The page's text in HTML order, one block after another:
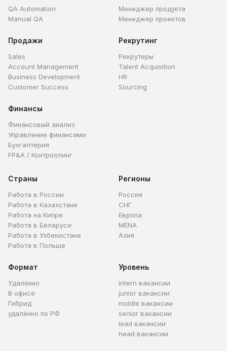
QA Automation
Manual QA
Менеджер продукта
Менеджер проектов
Продажи
Sales
Account Management
Business Development
Customer Success
Рекрутинг
Рекрутеры
Talent Acquisition
HR
Sourcing
Финансы
Финансовый анализ
Управление финансами
Бухгалтерия
FP&A / Контроллинг
Страны
Работа в России
Работа в Казахстане
Работа на Кипре
Работа в Беларуси
Работа в Узбекистане
Работа в Польше
Регионы
Россия
СНГ
Европа
MENA
Азия
Формат
Удалённо
В офисе
Гибрид
удалённо по РФ
Уровень
intern вакансии
junior вакансии
middle вакансии
senior вакансии
lead вакансии
head вакансии